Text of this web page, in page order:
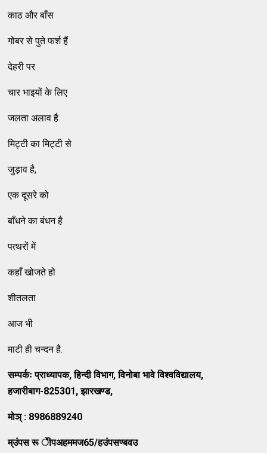
काठ और बाँस
गोबर से पुते फर्श हैं
देहरी पर
चार भाइयों के लिए
जलता अलाव है
मिट्टी का मिट्टी से
जुड़ाव है,
एक दूसरे को
बाँधने का बंधन है
पत्थरों में
कहाँ खोजते हो
शीतलता
आज भी
माटी ही चन्दन है.
सम्पर्कः प्राध्यापक, हिन्दी विभाग, विनोबा भावे विश्वविद्यालय,
हजारीबाग-825301, झारखण्ड,
मोञ्: 8986889240
म्उंपस रू ेीपअहममज65/हउंपसण्बवउ